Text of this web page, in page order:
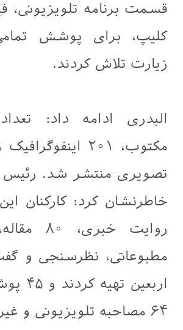
قسمت برنامه تلویزیونی،
کلیپ، برای پوشش
زیارت تلاش کردند.
تصویری منتشر شد.
خاطرنشان کرد: کارکنان
مطبوعاتی، نظرسنجی و
۶۴ مصاحبه تلویزیونی و